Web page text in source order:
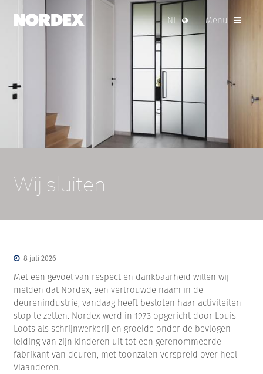
NL Menu
Wij sluiten
8 juli 2026
Met een gevoel van respect en dankbaarheid willen wij
melden dat Nordex, een vertrouwde naam in de
deurenindustrie, vandaag heeft besloten haar activiteiten
stop te zetten. Nordex werd in 1973 opgericht door Louis
Loots als schrijnwerkerij en groeide onder de bevlogen
leiding van zijn kinderen uit tot een gerenommeerde
fabrikant van deuren, met toonzalen verspreid over heel
Vlaanderen.